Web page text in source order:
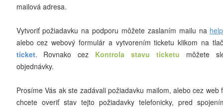
mailová adresa.
Vytvoriť požiadavku na podporu môžete zaslaním mailu na
alebo cez webový formulár a vytvorením ticketu klikom na
ticket. Rovnako cez Kontrola stavu ticketu môžete
objednávky.
Prosíme Vás ak ste zadávali požiadavku mailom, alebo cez web
chcete overiť stav tejto požiadavky telefonicky, pred